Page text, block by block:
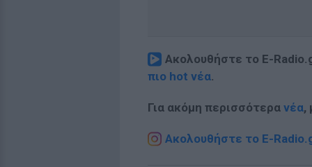
Ακολουθήστε το E-
πιο hot νέα.
Για ακόμη περισσότερα νέα,
Ακολουθήστε το E-